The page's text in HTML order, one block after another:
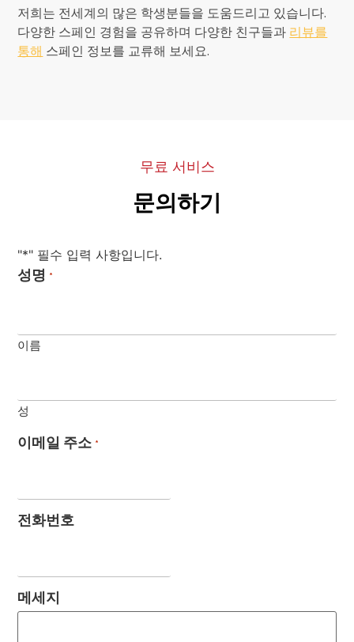
저희는 전세계의 많은 학생분들을 도움드리고 있습니다.
다양한 스페인 경험을 공유하며 다양한 친구들과 리뷰를
통해 스페인 정보를 교류해 보세요.
무료 서비스
문의하기
"*" 필수 입력 사항입니다.
성명 *
이름
성
이메일 주소 *
전화번호
메세지